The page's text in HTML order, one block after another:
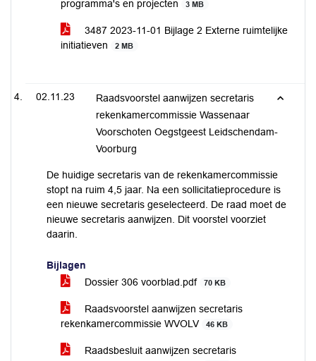
programma's en projecten
3 MB
3487 2023-11-01 Bijlage 2 Externe ruimtelijke
initiatieven
2 MB
02.11.23
Raadsvoorstel aanwijzen secretaris
rekenkamercommissie Wassenaar
Voorschoten Oegstgeest Leidschendam-
Voorburg
De huidige secretaris van de rekenkamercommissie
stopt na ruim 4,5 jaar. Na een sollicitatieprocedure is
een nieuwe secretaris geselecteerd. De raad moet de
nieuwe secretaris aanwijzen. Dit voorstel voorziet
daarin.
Bijlagen
Dossier 306 voorblad.pdf
70 KB
Raadsvoorstel aanwijzen secretaris
rekenkamercommissie WVOLV
46 KB
Raadsbesluit aanwijzen secretaris